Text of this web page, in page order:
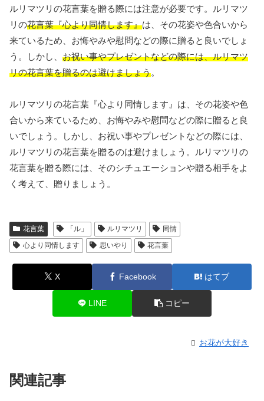
ルリマツリの花言葉を贈る際には注意が必要です。ルリマツ
リの花言葉『心より同情します』は、その花姿や色合いから
来ているため、お悔やみや慰問などの際に贈ると良いでしょ
う。しかし、 お祝い事やプレゼントなどの際には、ルリマツ
リの花言葉を贈るのは避けましょう。
ルリマツリの花言葉『心より同情します』は、その花姿や色
合いから来ているため、お悔やみや慰問などの際に贈ると良
いでしょう。しかし、お祝い事やプレゼントなどの際には、
ルリマツリの花言葉を贈るのは避けましょう。ルリマツリの
花言葉を贈る際には、そのシチュエーションや贈る相手をよ
く考えて、贈りましょう。
花言葉 「ル」 ルリマツリ
同情
心より同情します
思いやり 花言葉
X Facebook はてブ
LINE コピー
お花が大好き
関連記事